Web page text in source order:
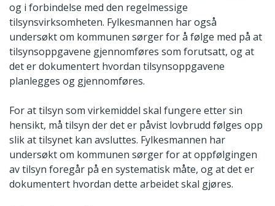
og i forbindelse med den regelmessige
tilsynsvirksomheten. Fylkesmannen har også
undersøkt om kommunen sørger for å følge med på at
tilsynsoppgavene gjennomføres som forutsatt, og at
det er dokumentert hvordan tilsynsoppgavene
planlegges og gjennomføres.
For at tilsyn som virkemiddel skal fungere etter sin
hensikt, må tilsyn der det er påvist lovbrudd følges opp
slik at tilsynet kan avsluttes. Fylkesmannen har
undersøkt om kommunen sørger for at oppfølgingen
av tilsyn foregår på en systematisk måte, og at det er
dokumentert hvordan dette arbeidet skal gjøres.